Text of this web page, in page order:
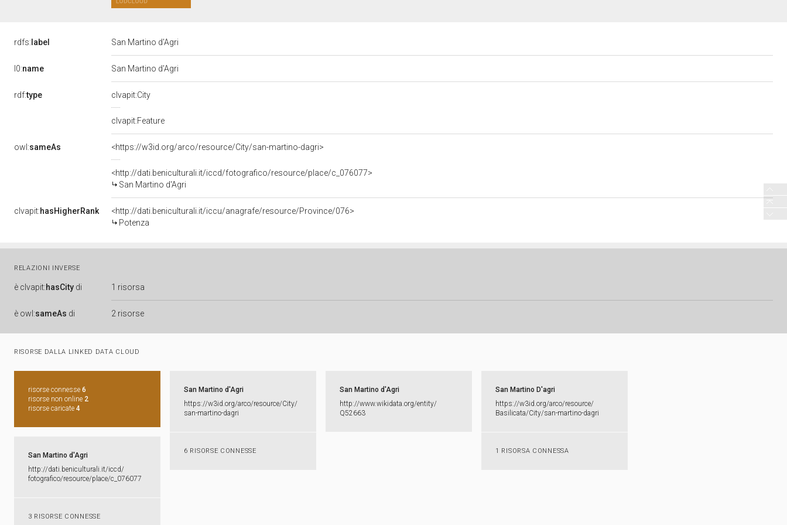
rdfs: label San Martino d'Agri
l0:name San Martino d'Agri
rdf:type clvapit:City
clvapit:Feature
owl:sameAs <https://w3id.org/arco/resource/City/san-martino-dagri>
<http://dati.beniculturali.it/iccd/fotografico/resource/place/c_076077>
San Martino d'Agri
clvapit:hasHigherRank
<http://dati.beniculturali.it/iccu/anagrafe/resource/Province/076>
Potenza
RELAZIONI INVERSE
è clvapit:hasCity di 1 risorsa
è owl:sameAs di 2 risorse
RISORSE DALLA LINKED DATA CLOUD
risorse connesse 6
risorse non online 2
risorse caricate 4
San Martino d'Agri
https:​/​/​w3id.​org/​arco/​resource/​City/​
san-​martino-​dagri
6 RISORSE CONNESSE
San Martino d'Agri
http:​/​/​www.​wikidata.​org/​entity/​
Q52663
San Martino D'agri
https:​/​/​w3id.​org/​arco/​resource/​
Basilicata/​City/​san-​martino-​dagri
1 RISORSA CONNESSA
San Martino d'Agri
http:​/​/​dati.​beniculturali.​it/​iccd/​
fotografico/​resource/​place/​c_​076077
3 RISORSE CONNESSE